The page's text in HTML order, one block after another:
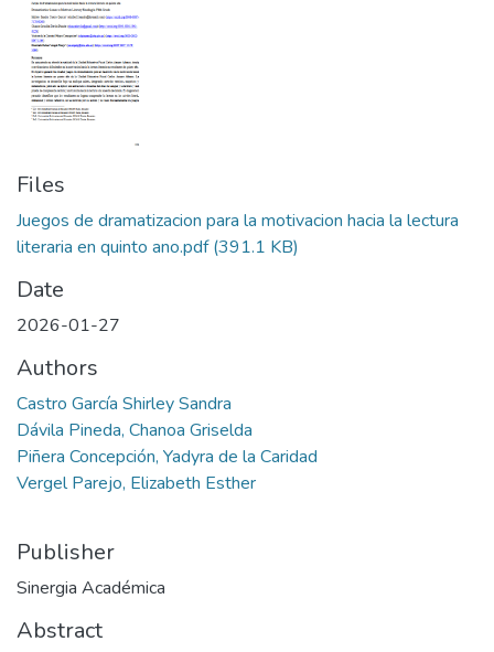
Files
Juegos de dramatizacion para la motivacion hacia la lectura
literaria en quinto ano.pdf(391.1 KB)
Date
2026-01-27
Authors
Castro García Shirley Sandra
Dávila Pineda, Chanoa Griselda
Piñera Concepción, Yadyra de la Caridad
Vergel Parejo, Elizabeth Esther
Publisher
Sinergia Académica
Abstract